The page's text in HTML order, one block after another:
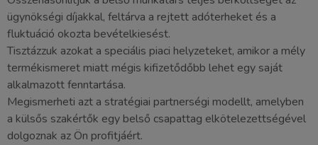
ügynökségi díjakkal, feltárva a rejtett adóterheket és a
fluktuáció okozta bevételkiesést.
Tisztázzuk azokat a speciális piaci helyzeteket, amikor a mély
termékismeret miatt mégis kifizetődőbb lehet egy saját
alkalmazott fenntartása.
Megismerheti azt a stratégiai partnerségi modellt, amelyben
a külsős szakértők egy belső csapattag elkötelezettségével
dolgoznak az Ön profitjáért.